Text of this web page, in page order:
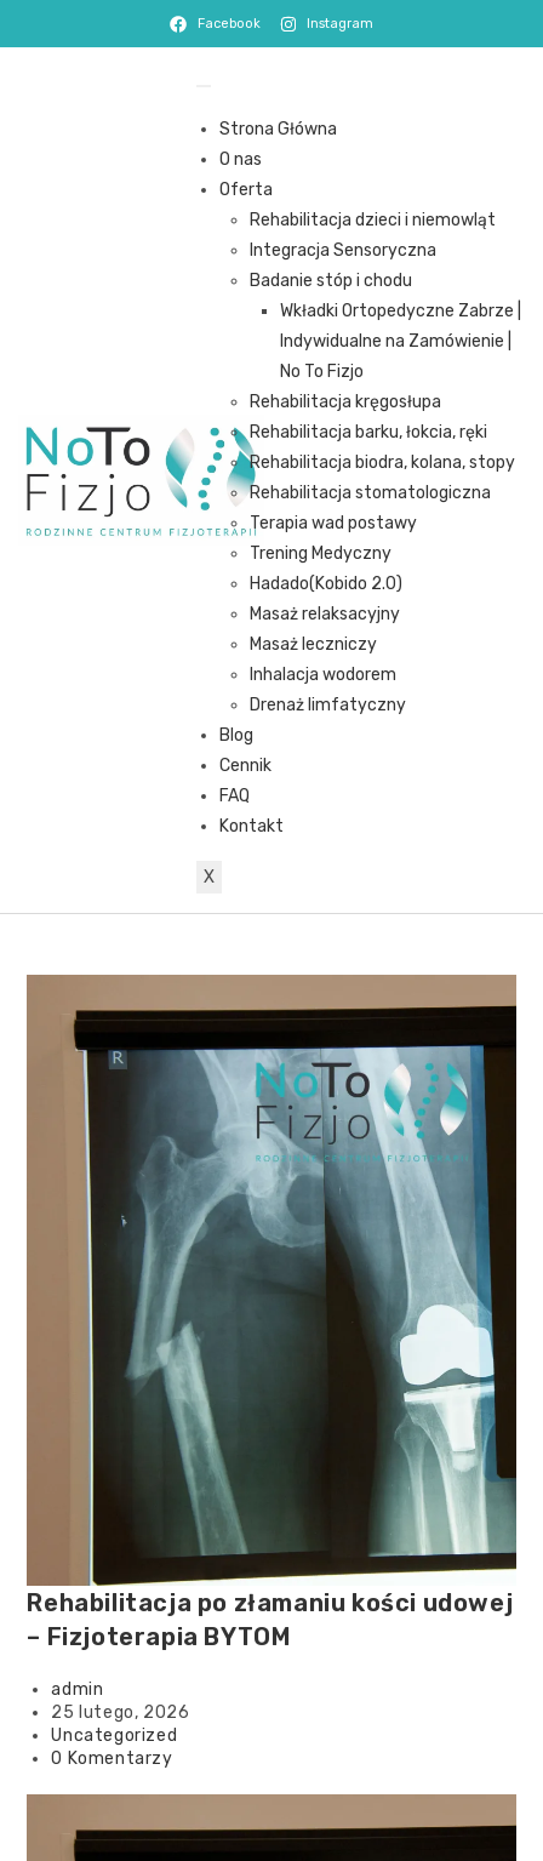
Facebook Instagram
Strona Główna
O nas
Oferta
Rehabilitacja dzieci i niemowląt
Integracja Sensoryczna
Badanie stóp i chodu
Wkładki Ortopedyczne Zabrze |
Indywidualne na Zamówienie |
No To Fizjo
Rehabilitacja kręgosłupa
Rehabilitacja barku, łokcia, ręki
Rehabilitacja biodra, kolana, stopy
Rehabilitacja stomatologiczna
Terapia wad postawy
Trening Medyczny
Hadado(Kobido 2.0)
Masaż relaksacyjny
Masaż leczniczy
Inhalacja wodorem
Drenaż limfatyczny
Blog
Cennik
FAQ
Kontakt
X
Rehabilitacja po złamaniu kości udowej
– Fizjoterapia BYTOM
admin
25 lutego, 2026
Uncategorized
0 Komentarzy